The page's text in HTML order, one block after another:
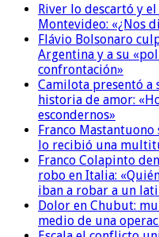
River lo descartó y
Montevideo: «¿Nos
Flávio Bolsonaro
Argentina y a su
confrontación»
Camilota presentó a
historia de amor:
escondernos»
Franco
lo recibió una
Franco Colapinto
robo en Italia:
iban a robar a un
Dolor en Chubut:
medio de una